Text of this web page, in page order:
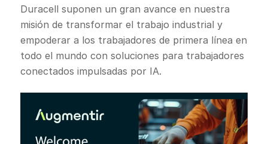
Duracell suponen un gran avance en nuestra
misión de transformar el trabajo industrial y
empoderar a los trabajadores de primera línea en
todo el mundo con soluciones para trabajadores
conectados impulsadas por IA.